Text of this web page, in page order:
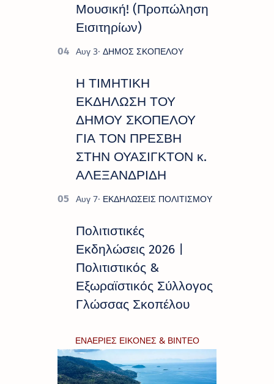
Μουσική! (Προπώληση
Εισιτηρίων)
Η ΤΙΜΗΤΙΚΗ
ΕΚΔΗΛΩΣΗ ΤΟΥ
ΔΗΜΟΥ ΣΚΟΠΕΛΟΥ
ΓΙΑ ΤΟΝ ΠΡΕΣΒΗ
ΣΤΗΝ ΟΥΑΣΙΓΚΤΟΝ κ.
ΑΛΕΞΑΝΔΡΙΔΗ
Πολιτιστικές
Εκδηλώσεις 2026 |
Πολιτιστικός &
Εξωραϊστικός Σύλλογος
Γλώσσας Σκοπέλου
ΕΝΑΕΡΙΕΣ ΕΙΚΟΝΕΣ & ΒΙΝΤΕΟ